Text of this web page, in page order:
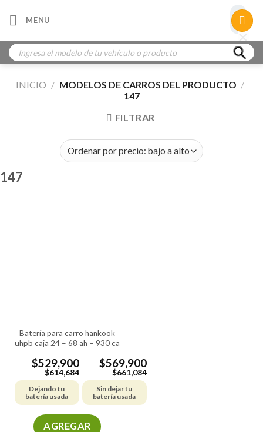
MENU
Búsqueda
de
productos
INICIO / MODELOS DE CARROS DEL PRODUCTO /
147
FILTRAR
147
batería para carro hankook
uhpb caja 24 – 68 ah – 930 ca
$529,900
$614,684
Dejando tu
batería usada
-
$569,900
$661,084
Sin dejar tu
batería usada
AGREGAR
×
×
×